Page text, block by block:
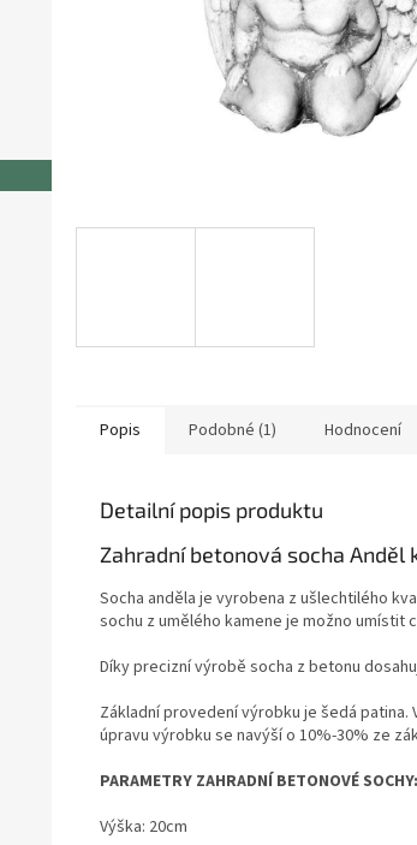
Popis Podobné (1) Hodnocení
Detailní popis produktu
Zahradní betonová socha Anděl
Socha anděla je vyrobena z ušlechtilého
sochu z umělého kamene je možno umístit
Díky precizní výrobě socha z betonu
Základní provedení výrobku je šedá
úpravu výrobku se navýší o 10%-30% ze
PARAMETRY ZAHRADNÍ BETONOVÉ SOCHY:
Výška: 20cm